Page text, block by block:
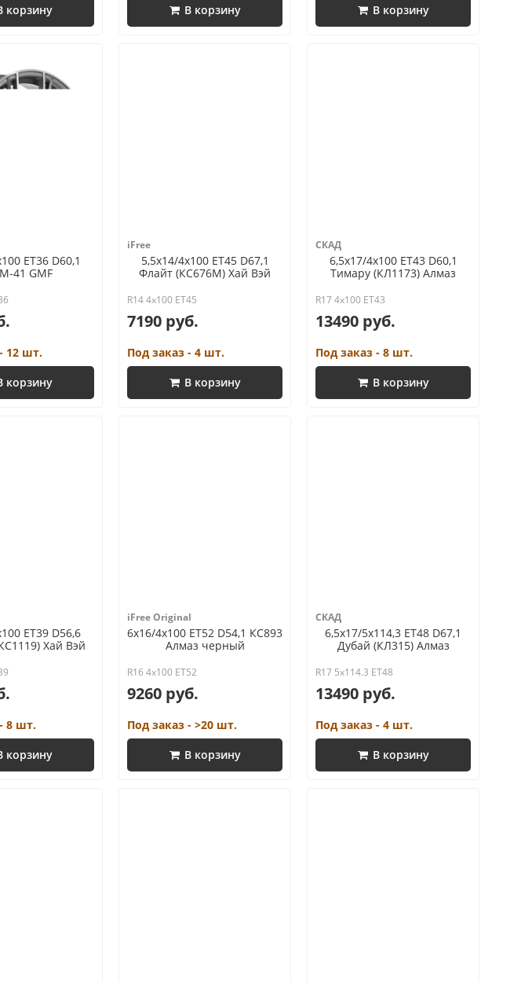
корзину
В корзину
В корзину
ET36 D60,1
41 GMF
12 шт.
корзину
iFree
5,5x14/4x100 ET45 D67,1
Флайт (КС676М) Хай Вэй
R14 4x100 ET45
7190 руб.
Под заказ - 4 шт.
В корзину
СКАД
6,5x17/4x100 ET43 D60,1
Тимару (КЛ1173) Алмаз
R17 4x100 ET43
13490 руб.
Под заказ - 8 шт.
В корзину
ET39 D56,6
Хай Вэй
8 шт.
корзину
iFree Original
6x16/4x100 ET52 D54,1 КС893
Алмаз черный
R16 4x100 ET52
9260 руб.
Под заказ - >20 шт.
В корзину
СКАД
6,5x17/5x114,3 ET48 D67,1
Дубай (КЛ315) Алмаз
R17 5x114.3 ET48
13490 руб.
Под заказ - 4 шт.
В корзину